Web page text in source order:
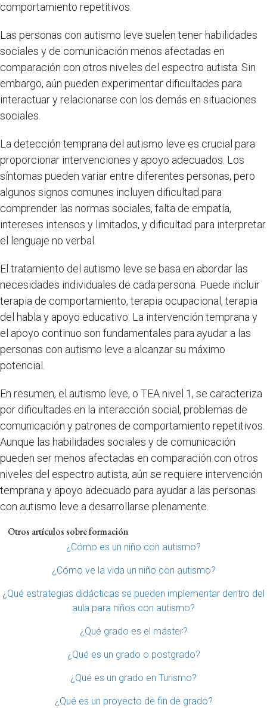
comportamiento repetitivos.
Las personas con autismo leve suelen tener habilidades
sociales y de comunicación menos afectadas en
comparación con otros niveles del espectro autista. Sin
embargo, aún pueden experimentar dificultades para
interactuar y relacionarse con los demás en situaciones
sociales.
La detección temprana del autismo leve es crucial para
proporcionar intervenciones y apoyo adecuados. Los
síntomas pueden variar entre diferentes personas, pero
algunos signos comunes incluyen dificultad para
comprender las normas sociales, falta de empatía,
intereses intensos y limitados, y dificultad para interpretar
el lenguaje no verbal.
El tratamiento del autismo leve se basa en abordar las
necesidades individuales de cada persona. Puede incluir
terapia de comportamiento, terapia ocupacional, terapia
del habla y apoyo educativo. La intervención temprana y
el apoyo continuo son fundamentales para ayudar a las
personas con autismo leve a alcanzar su máximo
potencial.
En resumen, el autismo leve, o TEA nivel 1, se caracteriza
por dificultades en la interacción social, problemas de
comunicación y patrones de comportamiento repetitivos.
Aunque las habilidades sociales y de comunicación
pueden ser menos afectadas en comparación con otros
niveles del espectro autista, aún se requiere intervención
temprana y apoyo adecuado para ayudar a las personas
con autismo leve a desarrollarse plenamente.
Otros artículos sobre formación
¿Cómo es un niño con autismo?
¿Cómo ve la vida un niño con autismo?
¿Qué estrategias didácticas se pueden implementar dentro del
aula para niños con autismo?
¿Qué grado es el máster?
¿Qué es un grado o postgrado?
¿Qué es un grado en Turismo?
¿Qué es un proyecto de fin de grado?